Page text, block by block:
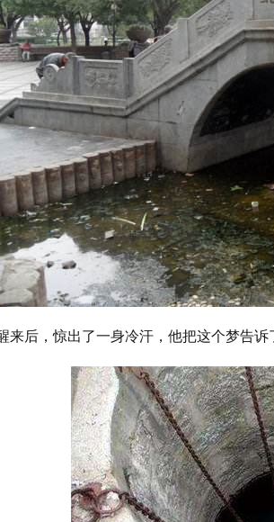
来后，惊出了一身冷汗，他把这个梦告